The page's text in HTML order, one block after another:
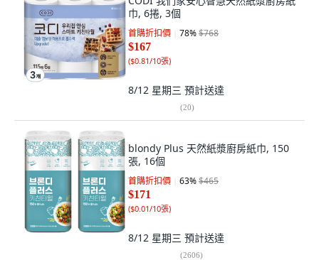
巾, 6捲, 3個
首購折扣價 78%$768
$167
($0.81/10張)
8/12 星期三 預計送達
(20)
blondy Plus 天然紙漿廚房紙巾, 150
張, 16個
首購折扣價 63%$465
$171
($0.01/10張)
8/12 星期三 預計送達
(2606)